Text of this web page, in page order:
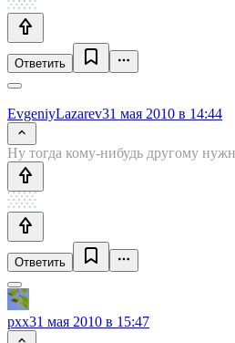
Ответить
EvgeniyLazarev31 мая 2010 в 14:44
Ну тогда кому-нибудь другому
Ответить
pxx31 мая 2010 в 15:47